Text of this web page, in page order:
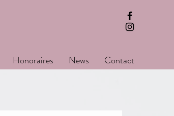
Honoraires News Contact